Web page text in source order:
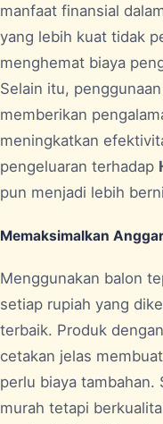
manfaat finansial
yang lebih kuat tidak
menghemat biaya
Selain itu,
memberikan
meningkatkan
pengeluaran terhadap
pun menjadi lebih
Memaksimalkan
Menggunakan balon
setiap rupiah yang
terbaik. Produk
cetakan jelas
perlu biaya tambahan.
murah tetapi